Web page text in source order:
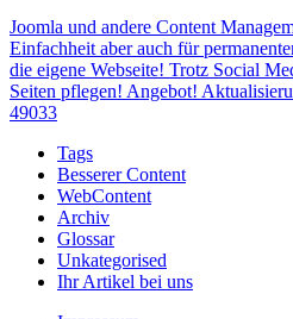
Joomla und andere Content
Einfachheit aber auch für
die eigene Webseite! Trotz Social
Seiten pflegen! Angebot!
49033
Tags
Besserer Content
WebContent
Archiv
Glossar
Unkategorised
Ihr Artikel bei uns